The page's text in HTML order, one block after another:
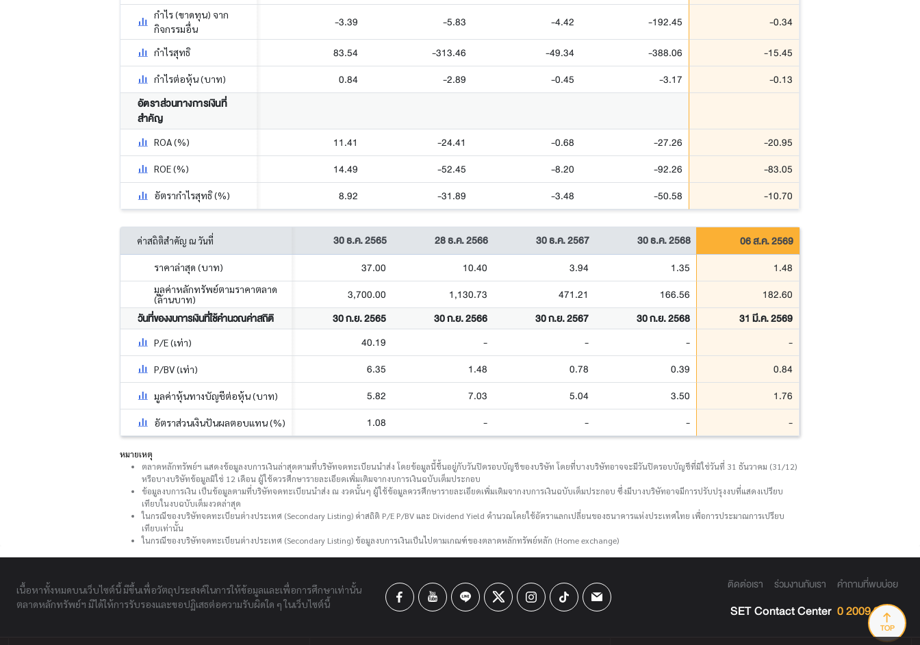
กำไร (ขาดทุน) จาก
กิจกรรมอื่น
-3.39 -5.83 -4.42 -192.45 -0.34
กำไรสุทธิ 83.54 -313.46 -49.34 -388.06 -15.45
กำไรต่อหุ้น (บาท) 0.84 -2.89 -0.45 -3.17
-0.13
อัตราส่วนทางการเงินที่
สำคัญ
ROA (%) 11.41 -24.41 -0.68 -27.26 -20.95
ROE (%) 14.49 -52.45 -8.20 -92.26 -83.05
อัตรากำไรสุทธิ (%) 8.92 -31.89 -3.48 -50.58 -10.70
ค่าสถิติสำคัญ ณ วันที่ 30 ธ.ค. 2565 28 ธ.ค. 2566 30 ธ.ค. 2567 30 ธ.ค. 2568 06 ส.ค. 2569
ราคาล่าสุด (บาท) 37.00 10.40 3.94 1.35 1.48
มูลค่าหลักทรัพย์ตามราคาตลาด
(ล้านบาท)
3,700.00 1,130.73 471.21 166.56
182.60
วันที่ของงบการเงินที่ใช้คำนวณค่าสถิติ
30 ก.ย. 2565 30 ก.ย. 2566 30 ก.ย. 2567 30 ก.ย. 2568 31 มี.ค. 2569
P/E (เท่า) 40.19 - - - -
P/BV (เท่า) 6.35 1.48 0.78 0.39 0.84
มูลค่าหุ้นทางบัญชีต่อหุ้น (บาท) 5.82 7.03 5.04 3.50 1.76
อัตราส่วนเงินปันผลตอบแทน (%) 1.08 - - - -
หมายเหตุ
ตลาดหลักทรัพย์ฯ แสดงข้อมูลงบการเงินล่าสุดตามที่บริษัทจดทะเบียนนำส่ง โดยข้อมูลนี้ขึ้นอยู่กับวันปิดรอบบัญชีของบริษัท โดยที่บางบริษัทอาจจะมีวันปิดรอบบัญชีที่มิใช่วันที่ 31 ธันวาคม (31/12)
หรือบางบริษัทข้อมูลมิใช่ 12 เดือน ผู้ใช้ควรศึกษารายละเอียดเพิ่มเติมจากงบการเงินฉบับเต็มประกอบ
ข้อมูลงบการเงิน เป็นข้อมูลตามที่บริษัทจดทะเบียนนำส่ง ณ งวดนั้นๆ ผู้ใช้ข้อมูลควรศึกษารายละเอียดเพิ่มเติมจากงบการเงินฉบับเต็มประกอบ ซึ่งมีบางบริษัทอาจมีการปรับปรุงงบที่แสดงเปรียบ
เทียบในงบฉบับเต็มงวดล่าสุด
ในกรณีของบริษัทจดทะเบียนต่างประเทศ (Secondary Listing) ค่าสถิติ P/E P/BV และ Dividend Yield คำนวณโดยใช้อัตราแลกเปลี่ยนของธนาคารแห่งประเทศไทย เพื่อการประมาณการเปรียบ
เทียบเท่านั้น
ในกรณีของบริษัทจดทะเบียนต่างประเทศ (Secondary Listing) ข้อมูลงบการเงินเป็นไปตามเกณฑ์ของตลาดหลักทรัพย์หลัก (Home exchange)
TOP
เนื้อหาทั้งหมดบนเว็บไซต์นี้ มีขึ้นเพื่อวัตถุประสงค์ในการให้ข้อมูลและเพื่อการศึกษาเท่านั้น
ตลาดหลักทรัพย์ฯ มิได้ให้การรับรองและขอปฏิเสธต่อความรับผิดใด ๆ ในเว็บไซต์นี้
ติดต่อเรา ร่วมงานกับเรา คำถามที่พบบ่อย
SET Contact Center 0 2009 9999